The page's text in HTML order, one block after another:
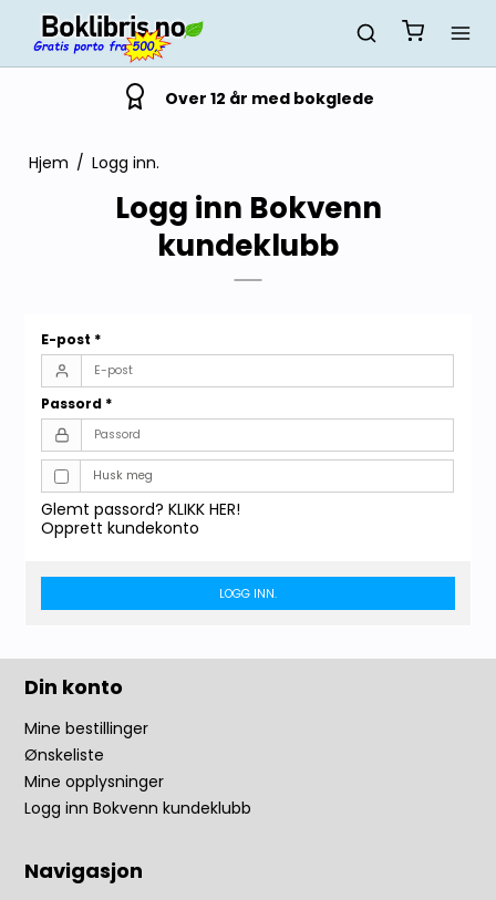
Over 12 år med bokglede
Hjem / Logg inn.
Logg inn Bokvenn
kundeklubb
E-post *
Passord *
Husk meg
Glemt passord? KLIKK HER!
Opprett kundekonto
LOGG INN.
Din konto
Mine bestillinger
Ønskeliste
Mine opplysninger
Logg inn Bokvenn kundeklubb
Navigasjon